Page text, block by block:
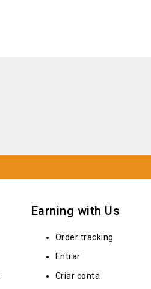
Earning with Us
Order tracking
Entrar
Criar conta